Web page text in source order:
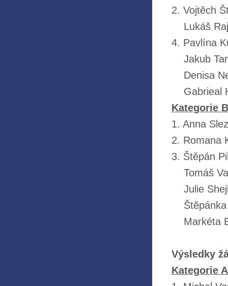
2. Vojtěch
Lukáš
4. Pavlína
Jakub
Denisa
Gabrieal
Kategorie
1. Anna
2. Romana
3. Štěpán
Tomáš
Julie
Štěpánka
Markéta
Výsledky
Kategorie